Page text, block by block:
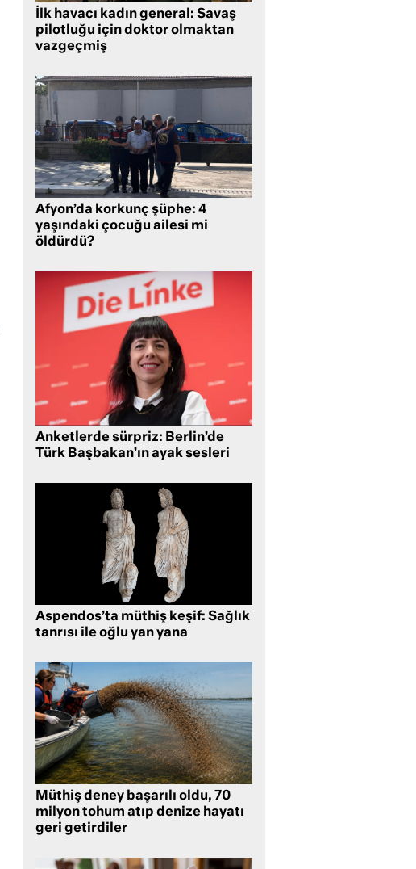
İlk havacı kadın general: Savaş
pilotluğu için doktor olmaktan
vazgeçmiş
Afyon’da korkunç şüphe: 4
yaşındaki çocuğu ailesi mi
öldürdü?
Anketlerde sürpriz: Berlin’de
Türk Başbakan’ın ayak sesleri
Aspendos’ta müthiş keşif: Sağlık
tanrısı ile oğlu yan yana
Müthiş deney başarılı oldu, 70
milyon tohum atıp denize hayatı
geri getirdiler